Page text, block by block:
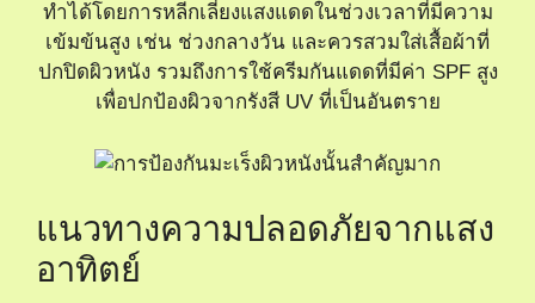
ทำได้โดยการหลีกเลี่ยงแสงแดดในช่วงเวลาที่มีความ
เข้มข้นสูง เช่น ช่วงกลางวัน และควรสวมใส่เสื้อผ้าที่
ปกปิดผิวหนัง รวมถึงการใช้ครีมกันแดดที่มีค่า SPF สูง
เพื่อปกป้องผิวจากรังสี UV ที่เป็นอันตราย
แนวทางความปลอดภัยจากแสง
อาทิตย์